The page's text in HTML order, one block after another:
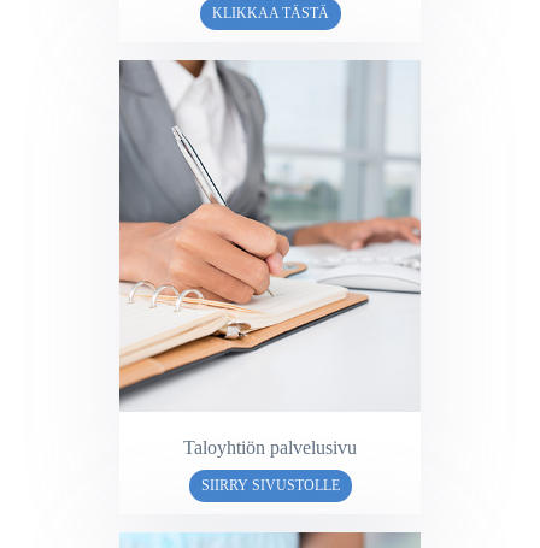
KLIKKAA TÄSTÄ
Taloyhtiön palvelusivu
SIIRRY SIVUSTOLLE